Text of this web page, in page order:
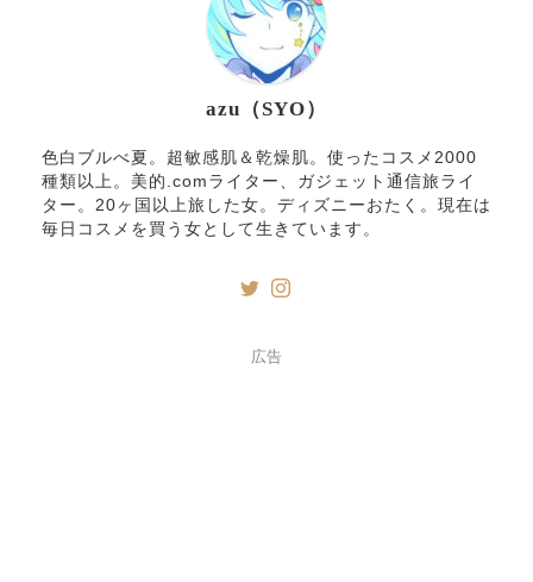
azu（SYO）
色白ブルべ夏。超敏感肌＆乾燥肌。使ったコスメ2000
種類以上。美的.comライター、ガジェット通信旅ライ
ター。20ヶ国以上旅した女。ディズニーおたく。現在は
毎日コスメを買う女として生きています。
広告